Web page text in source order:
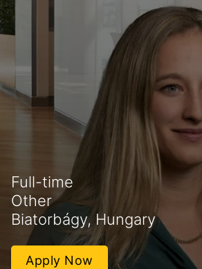
Full-time
Other
Biatorbágy, Hungary
Apply Now